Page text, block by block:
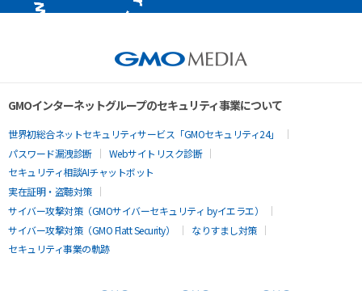
GMOインターネットグループのセキュリティ事業について
世界初総合ネットセキュリティサービス「GMOセキュリティ24」
パスワード漏洩診断
Webサイトリスク診断
セキュリティ相談AIチャットボット
実在証明・盗聴対策
サイバー攻撃対策（GMOサイバーセキュリティ byイエラエ）
サイバー攻撃対策（GMO Flatt Security）
なりすまし対策
セキュリティ事業の軌跡